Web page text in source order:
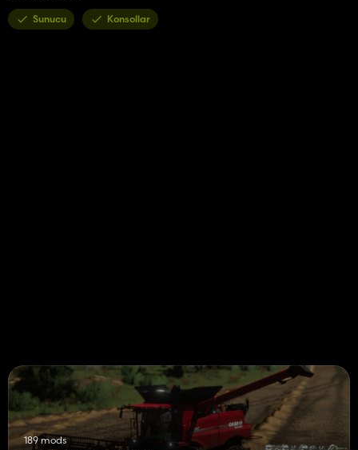
Yapılandırmalar:
- Mahsul Bölücüler
Fiyat: 90.383$
Çalışma genişliği: 35 Feet
Çalışma hızı: 6 mil
Sunucu Konsollar
189 mods